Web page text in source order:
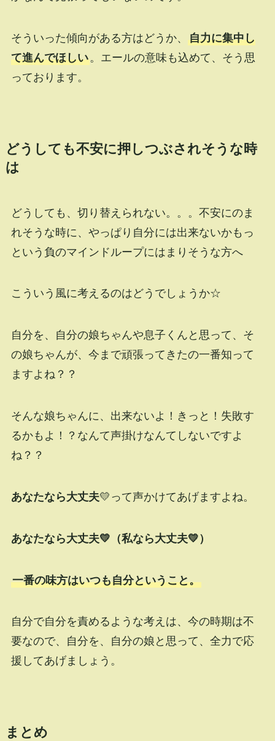
そういった傾向がある方はどうか、 自力に集中し
て進んでほしい。エールの意味も込めて、そう思
っております。
どうしても不安に押しつぶされそうな時
は
どうしても、切り替えられない。。。不安にのま
れそうな時に、やっぱり自分には出来ないかもっ
という負のマインドループにはまりそうな方へ
こういう風に考えるのはどうでしょうか☆
自分を、自分の娘ちゃんや息子くんと思って、そ
の娘ちゃんが、今まで頑張ってきたの一番知って
ますよね？？
そんな娘ちゃんに、出来ないよ！きっと！失敗す
るかもよ！？なんて声掛けなんてしないですよ
ね？？
あなたなら大丈夫💛って声かけてあげますよね。
あなたなら大丈夫💛（私なら大丈夫💛）
一番の味方はいつも自分ということ。
自分で自分を責めるような考えは、今の時期は不
要なので、自分を、自分の娘と思って、全力で応
援してあげましょう。
まとめ